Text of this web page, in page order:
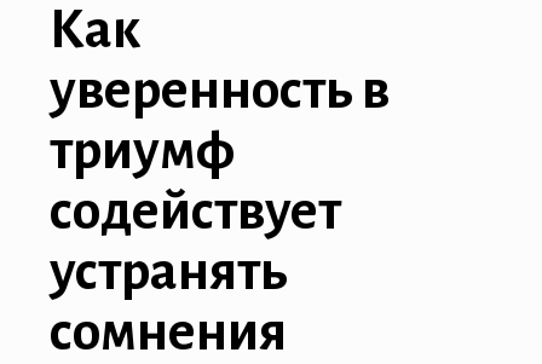
youtube mp3 downloader
Forum
escort
Как
уверенность в
триумф
содействует
устранять
сомнения